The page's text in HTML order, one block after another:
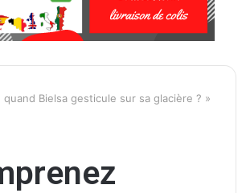
Bielsa gesticule sur sa glacière ? »